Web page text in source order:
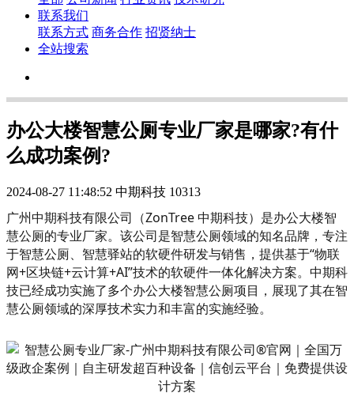
联系我们
联系方式 商务合作 招贤纳士
全站搜索
办公大楼智慧公厕专业厂家是哪家?有什
么成功案例?
2024-08-27 11:48:52 中期科技 10313
广州中期科技有限公司‌（ZonTree 中期科技）是办公大楼智
慧公厕的专业厂家。该公司是智慧公厕领域的知名品牌，专注
于智慧公厕、智慧驿站的软硬件研发与销售，提供基于“物联
网+区块链+云计算+AI”技术的软硬件一体化解决方案。中期科
技已经成功实施了多个办公大楼智慧公厕项目，展现了其在智
慧公厕领域的深厚技术实力和丰富的实施经验。